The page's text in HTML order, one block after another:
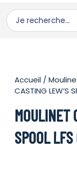
Accueil /
CASTING LEW’S
MOULINET
SPOOL